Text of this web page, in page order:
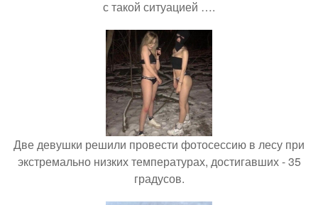
с такой ситуацией ….
Две девушки решили провести фотосессию в лесу при
экстремально низких температурах, достигавших - 35
градусов.